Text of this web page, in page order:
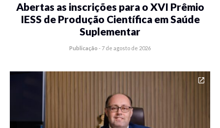
Abertas as inscrições para o XVI Prêmio
IESS de Produção Científica em Saúde
Suplementar
Publicação - 7 de agosto de 2026